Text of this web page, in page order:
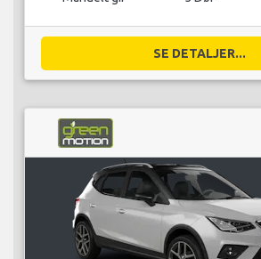
SE DETALJER...